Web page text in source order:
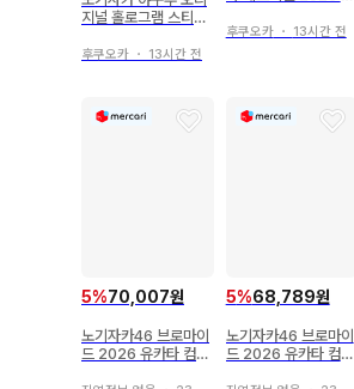
지널 홀로그램 스티커
호크스
후쿠오카 ・ 13시간 전
이드 히나타자카46
후쿠오카・ 13시간 전
5%70,007원
노기자카46 브로마이
드 2026 유카타 컴프
5%68,789원
노기자카46 브로마이
드 2026 유카타 컴프